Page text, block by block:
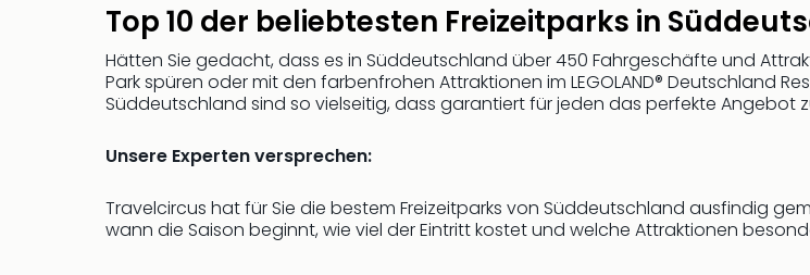
Top 10 der beliebtesten Freizeitparks in
Hätten Sie gedacht, dass es in Süddeutschland über 450 Fahrgeschäfte und
Park spüren oder mit den farbenfrohen Attraktionen im LEGOLAND® Deutschland
Süddeutschland sind so vielseitig, dass garantiert für jeden das perfekte Angebot
Unsere Experten versprechen:
Travelcircus hat für Sie die bestem Freizeitparks von Süddeutschland ausfindig
wann die Saison beginnt, wie viel der Eintritt kostet und welche Attraktionen